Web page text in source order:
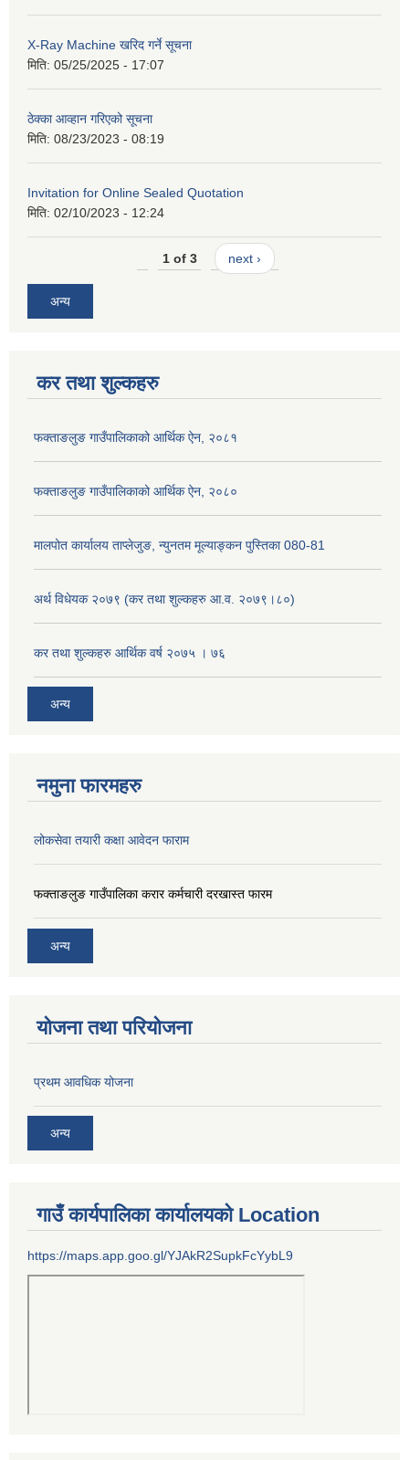
X-Ray Machine खरिद गर्ने सूचना
मिति: 05/25/2025 - 17:07
ठेक्का आव्हान गरिएको सूचना
मिति: 08/23/2023 - 08:19
Invitation for Online Sealed Quotation
मिति: 02/10/2023 - 12:24
1 of 3 next ›
अन्य
कर तथा शुल्कहरु
फक्ताङलुङ गाउँपालिकाको आर्थिक ऐन, २०८१
फक्ताङलुङ गाउँपालिकाको आर्थिक ऐन, २०८०
मालपोत कार्यालय ताप्लेजुङ, न्युनतम मूल्याङ्कन पुस्तिका 080-81
अर्थ विधेयक २०७९ (कर तथा शुल्कहरु आ.व. २०७९।८०)
कर तथा शुल्कहरु आर्थिक वर्ष २०७५ । ७६
अन्य
नमुना फारमहरु
लोकसेवा तयारी कक्षा आवेदन फाराम
फक्ताङलुङ गाउँपालिका करार कर्मचारी दरखास्त फारम
अन्य
योजना तथा परियोजना
प्रथम आवधिक योजना
अन्य
गाउँ कार्यपालिका कार्यालयको Location
https://maps.app.goo.gl/YJAkR2SupkFcYybL9